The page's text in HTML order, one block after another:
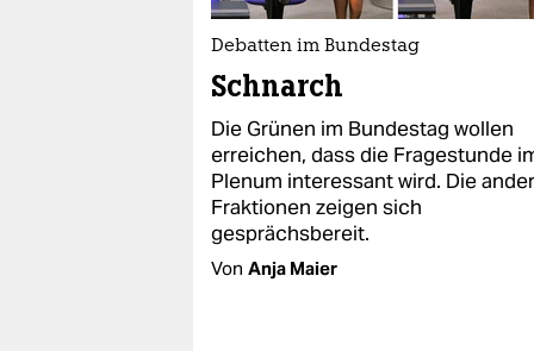
Debatten im Bundestag
Schnarch
Die Grünen im Bundestag wollen
erreichen, dass die Fragestunde
Plenum interessant wird. Die
Fraktionen zeigen sich
gesprächsbereit.
Von Anja Maier